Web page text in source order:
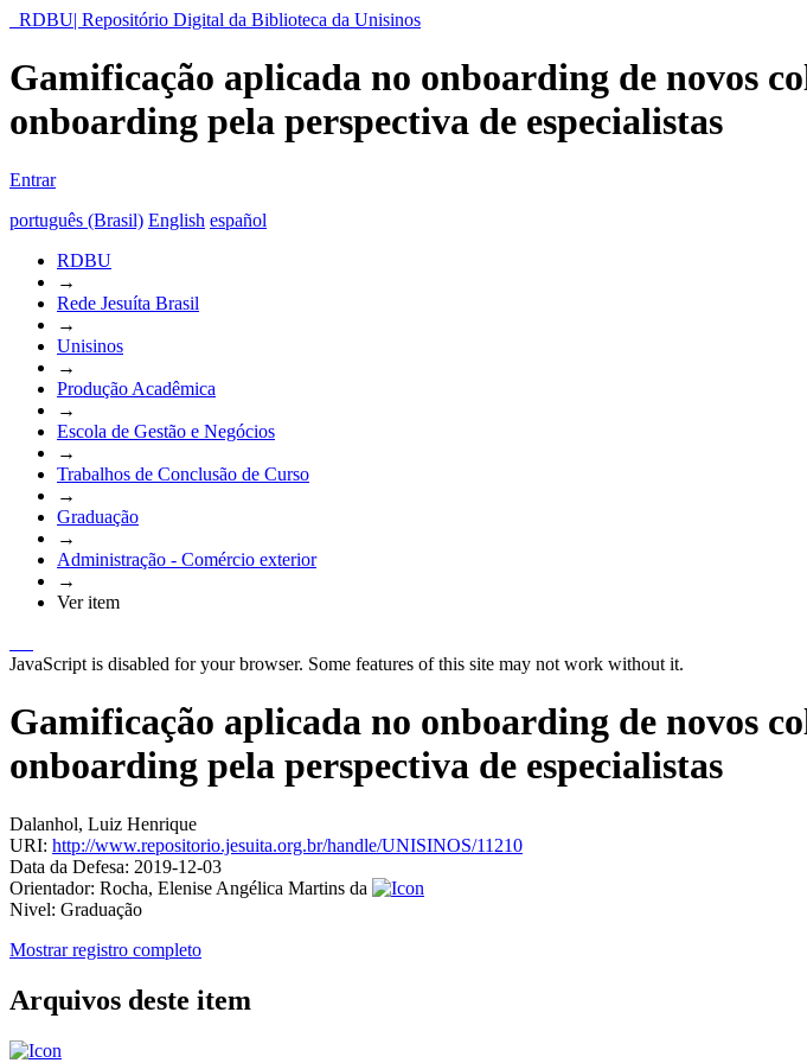
RDBU| Repositório Digital da Biblioteca da Unisinos
Gamificação aplicada no onboarding de novos
onboarding pela perspectiva de especialistas
Entrar
português (Brasil) English español
RDBU
→
Rede Jesuíta Brasil
→
Unisinos
→
Produção Acadêmica
→
Escola de Gestão e Negócios
→
Trabalhos de Conclusão de Curso
→
Graduação
→
Administração - Comércio exterior
→
Ver item
JavaScript is disabled for your browser. Some features of this site may not work without it.
Gamificação aplicada no onboarding de novos
onboarding pela perspectiva de especialistas
Dalanhol, Luiz Henrique
URI: http://www.repositorio.jesuita.org.br/handle/UNISINOS/11210
Data da Defesa: 2019-12-03
Orientador: Rocha, Elenise Angélica Martins da
Nivel: Graduação
Mostrar registro completo
Arquivos deste item